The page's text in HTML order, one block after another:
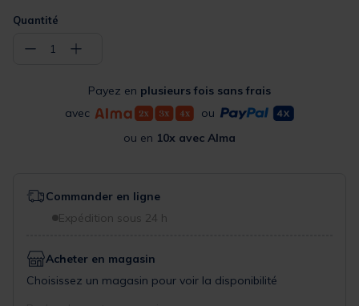
Quantité
− 1 +
Payez en plusieurs fois sans frais
avec
ou
ou en 10x avec Alma
Commander en ligne
Expédition sous 24 h
Acheter en magasin
Choisissez un magasin pour voir la disponibilité